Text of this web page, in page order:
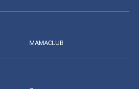
MAMACLUB